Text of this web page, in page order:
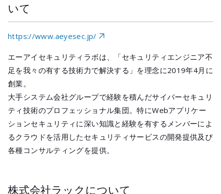
いて
https://www.aeyesec.jp/
エーアイセキュリティラボは、「セキュリティエンジニア不
足を我々の有する技術力で解決する」を理念に2019年4月に
創業。
大手システム会社グループで経験を積んだサイバーセキュリ
ティ技術のプロフェッショナル集団。特にWebアプリケー
ションセキュリティに深い知識と経験を有するメンバーによ
るクラウドを活用したセキュリティサービスの開発提供及び
各種コンサルティングを提供。
株式会社ラックについて